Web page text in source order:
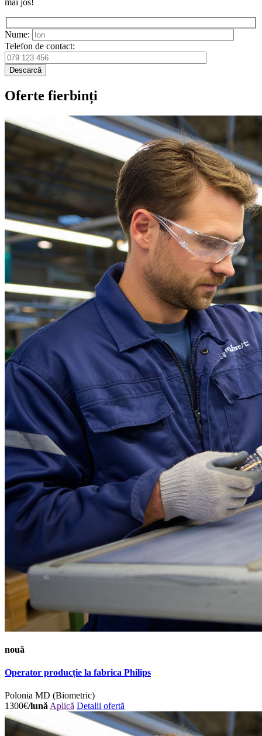
mai jos!
Nume:
Telefon de contact:
Descarcă
Oferte fierbinți
nouă
Operator producție la fabrica Philips
Polonia MD (Biometric)
1300€/lună Aplică Detalii ofertă